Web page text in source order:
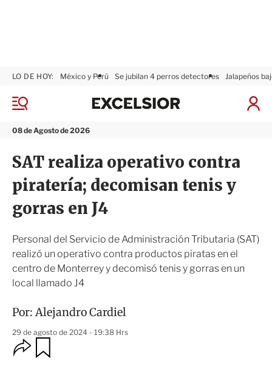
M
n
08 de Agosto de 2026
LO DE HOY: México y Perú Se jubilan 4 perros detectores Jalapeños
I
ó
n
x
i
o
SAT realiza operativo contra
piratería; decomisan tenis y
gorras en J4
Personal del Servicio de Administración Tributaria (SAT)
realizó un operativo contra productos piratas en el
centro de Monterrey y decomisó tenis y gorras en un
local llamado J4
Por:Alejandro Cardiel
29 de agosto de 2024 - 19:38 Hrs
O
p